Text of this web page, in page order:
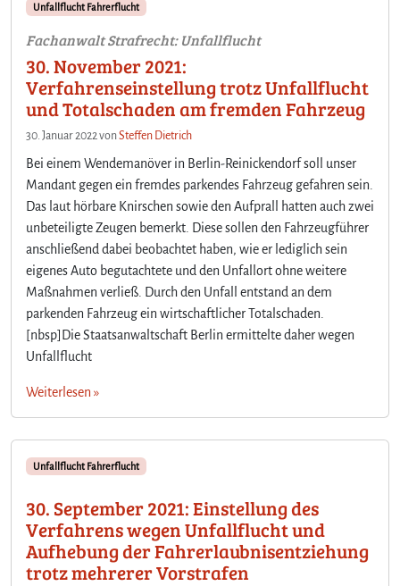
Unfallflucht Fahrerflucht
Fachanwalt Strafrecht: Unfallflucht
30. November 2021:
Verfahrenseinstellung trotz Unfallflucht
und Totalschaden am fremden Fahrzeug
30. Januar 2022vonSteffen Dietrich
Bei einem Wendemanöver in Berlin-Reinickendorf soll unser
Mandant gegen ein fremdes parkendes Fahrzeug gefahren sein.
Das laut hörbare Knirschen sowie den Aufprall hatten auch zwei
unbeteiligte Zeugen bemerkt. Diese sollen den Fahrzeugführer
anschließend dabei beobachtet haben, wie er lediglich sein
eigenes Auto begutachtete und den Unfallort ohne weitere
Maßnahmen verließ. Durch den Unfall entstand an dem
parkenden Fahrzeug ein wirtschaftlicher Totalschaden.
[nbsp]Die Staatsanwaltschaft Berlin ermittelte daher wegen
Unfallflucht
Weiterlesen »
Unfallflucht Fahrerflucht
30. September 2021: Einstellung des
Verfahrens wegen Unfallflucht und
Aufhebung der Fahrerlaubnisentziehung
trotz mehrerer Vorstrafen